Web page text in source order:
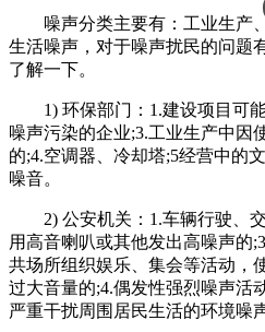
噪声分类主要有：工业生产
生活噪声，对于噪声扰民的问题
了解一下。
1) 环保部门：1.建设项目可能
噪声污染的企业;3.工业生产中因
的;4.空调器、冷却塔;5经营中的
噪音。
2) 公安机关：1.车辆行驶、交
用高音喇叭或其他发出高噪声的
共场所组织娱乐、集会等活动，
过大音量的;4.偶发性强烈噪声活
严重干扰周围居民生活的环境噪